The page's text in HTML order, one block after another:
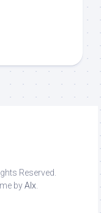
Reserved.
byAlx.